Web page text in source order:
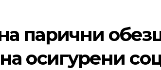
парични
осигурени